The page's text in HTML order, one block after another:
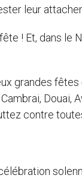
leur
! Et, dans le
grandes
Douai,
contre